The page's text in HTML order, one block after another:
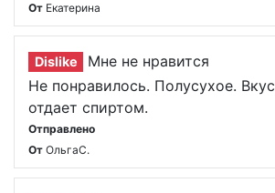
От Екатерина
Dislike
Мне не нравится
Не понравилось. Полусухое.
отдает спиртом.
Отправлено
От ОльгаС.